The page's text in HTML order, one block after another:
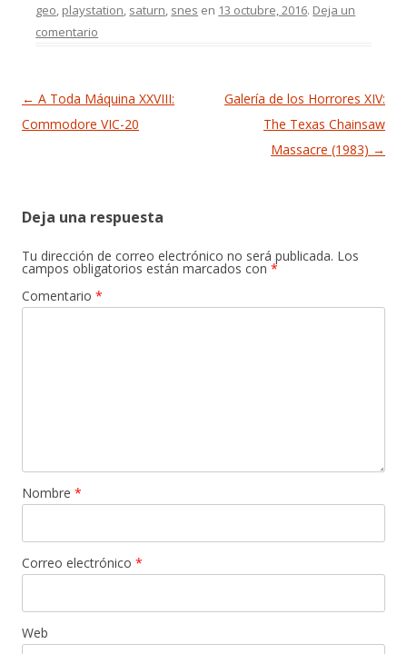
geo, playstation, saturn, snes en 13 octubre, 2016. Deja un
comentario
Navegación de entradas
← A Toda Máquina XXVIII:
Commodore VIC-20
Galería de los Horrores XIV:
The Texas Chainsaw
Massacre (1983) →
Deja una respuesta
Tu dirección de correo electrónico no será publicada. Los
campos obligatorios están marcados con *
Comentario *
Nombre *
Correo electrónico *
Web